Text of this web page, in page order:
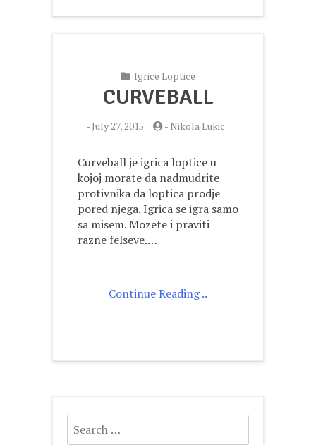
Igrice Loptice
CURVEBALL
- July 27, 2015 -Nikola Lukic
Curveball je igrica loptice u
kojoj morate da nadmudrite
protivnika da loptica prodje
pored njega. Igrica se igra samo
sa misem. Mozete i praviti
razne felseve.…
Continue Reading ..
Search
for: